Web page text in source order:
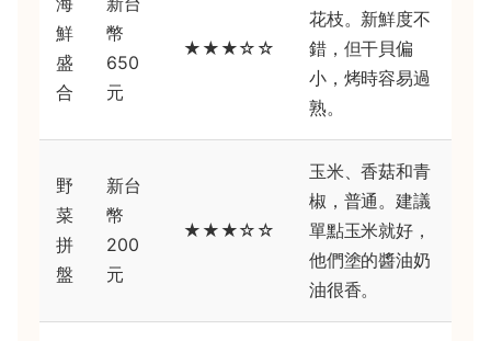
鮮
盛
合
幣
650
元
★★★☆☆
花枝。新鮮度不
錯，但干貝偏
小，烤時容易過
熟。
野
菜
拼
盤
新台
幣
200
元
★★★☆☆
玉米、香菇和青
椒，普通。建議
單點玉米就好，
他們塗的醬油奶
油很香。